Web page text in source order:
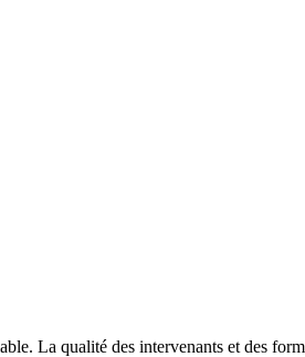
La qualité des intervenants et des